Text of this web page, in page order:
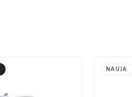
NAUJA